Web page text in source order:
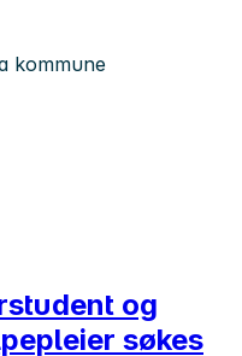
kommune
og
søkes